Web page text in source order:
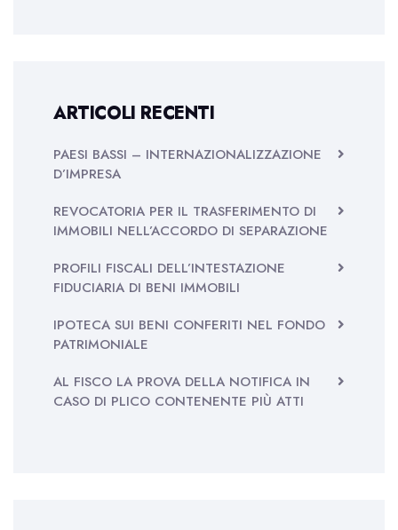
ARTICOLI RECENTI
PAESI BASSI – INTERNAZIONALIZZAZIONE
D’IMPRESA
REVOCATORIA PER IL TRASFERIMENTO DI
IMMOBILI NELL’ACCORDO DI SEPARAZIONE
PROFILI FISCALI DELL’INTESTAZIONE
FIDUCIARIA DI BENI IMMOBILI
IPOTECA SUI BENI CONFERITI NEL FONDO
PATRIMONIALE
AL FISCO LA PROVA DELLA NOTIFICA IN
CASO DI PLICO CONTENENTE PIÙ ATTI